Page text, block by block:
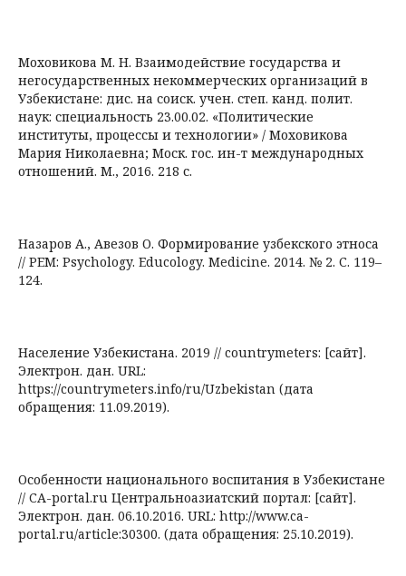
Моховикова М. Н. Взаимодействие государства и
негосударственных некоммерческих организаций в
Узбекистане: дис. на соиск. учен. степ. канд. полит.
наук: специальность 23.00.02. «Политические
институты, процессы и технологии» / Моховикова
Мария Николаевна; Моск. гос. ин-т международных
отношений. М., 2016. 218 с.
Назаров А., Авезов О. Формирование узбекского этноса
// PEM: Psychology. Educology. Medicine. 2014. № 2. С. 119–
124.
Население Узбекистана. 2019 // countrymeters: [сайт].
Электрон. дан. URL:
https://countrymeters.info/ru/Uzbekistan (дата
обращения: 11.09.2019).
Особенности национального воспитания в Узбекистане
// CA-portal.ru Центральноазиатский портал: [сайт].
Электрон. дан. 06.10.2016. URL: http://www.ca-
portal.ru/article:30300. (дата обращения: 25.10.2019).